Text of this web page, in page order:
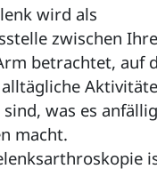
zwischen
betrachtet, auf
was es
macht.